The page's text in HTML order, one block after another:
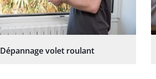
Dépannage volet roulant